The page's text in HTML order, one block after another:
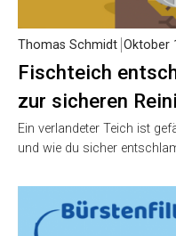
Fischteich
zur sicheren
Thomas Schmidt Oktober
Ein verlandeter Teich ist
und wie du sicher